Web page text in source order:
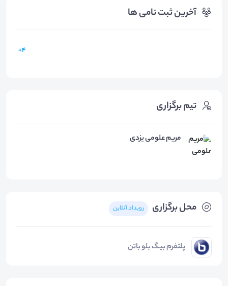
آخرین ثبت نامی ها
4+
محل برگزاری رویداد آنلاین
پلتفرم بیگ بلو باتن
تیم برگزاری
مریم علومی یزدی